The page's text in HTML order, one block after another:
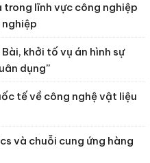
trong lĩnh vực công nghiệp
khởi tố vụ án hình sự
dụng”
tế về công nghệ vật liệu
và chuỗi cung ứng hàng